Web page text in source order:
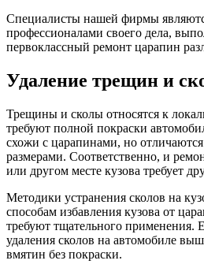
Специалисты нашей фирмы
профессионалами своего дела,
первоклассный ремонт царапин
Удаление трещин и
Трещины и сколы относятся к
требуют полной покраски
схожи с царапинами, но
размерами. Соответственно, и
или другом месте кузова требует
Методики устранения сколов на
способам избавления кузова от
требуют тщательного применения.
удаления сколов на автомобиле
вмятин без покраски.